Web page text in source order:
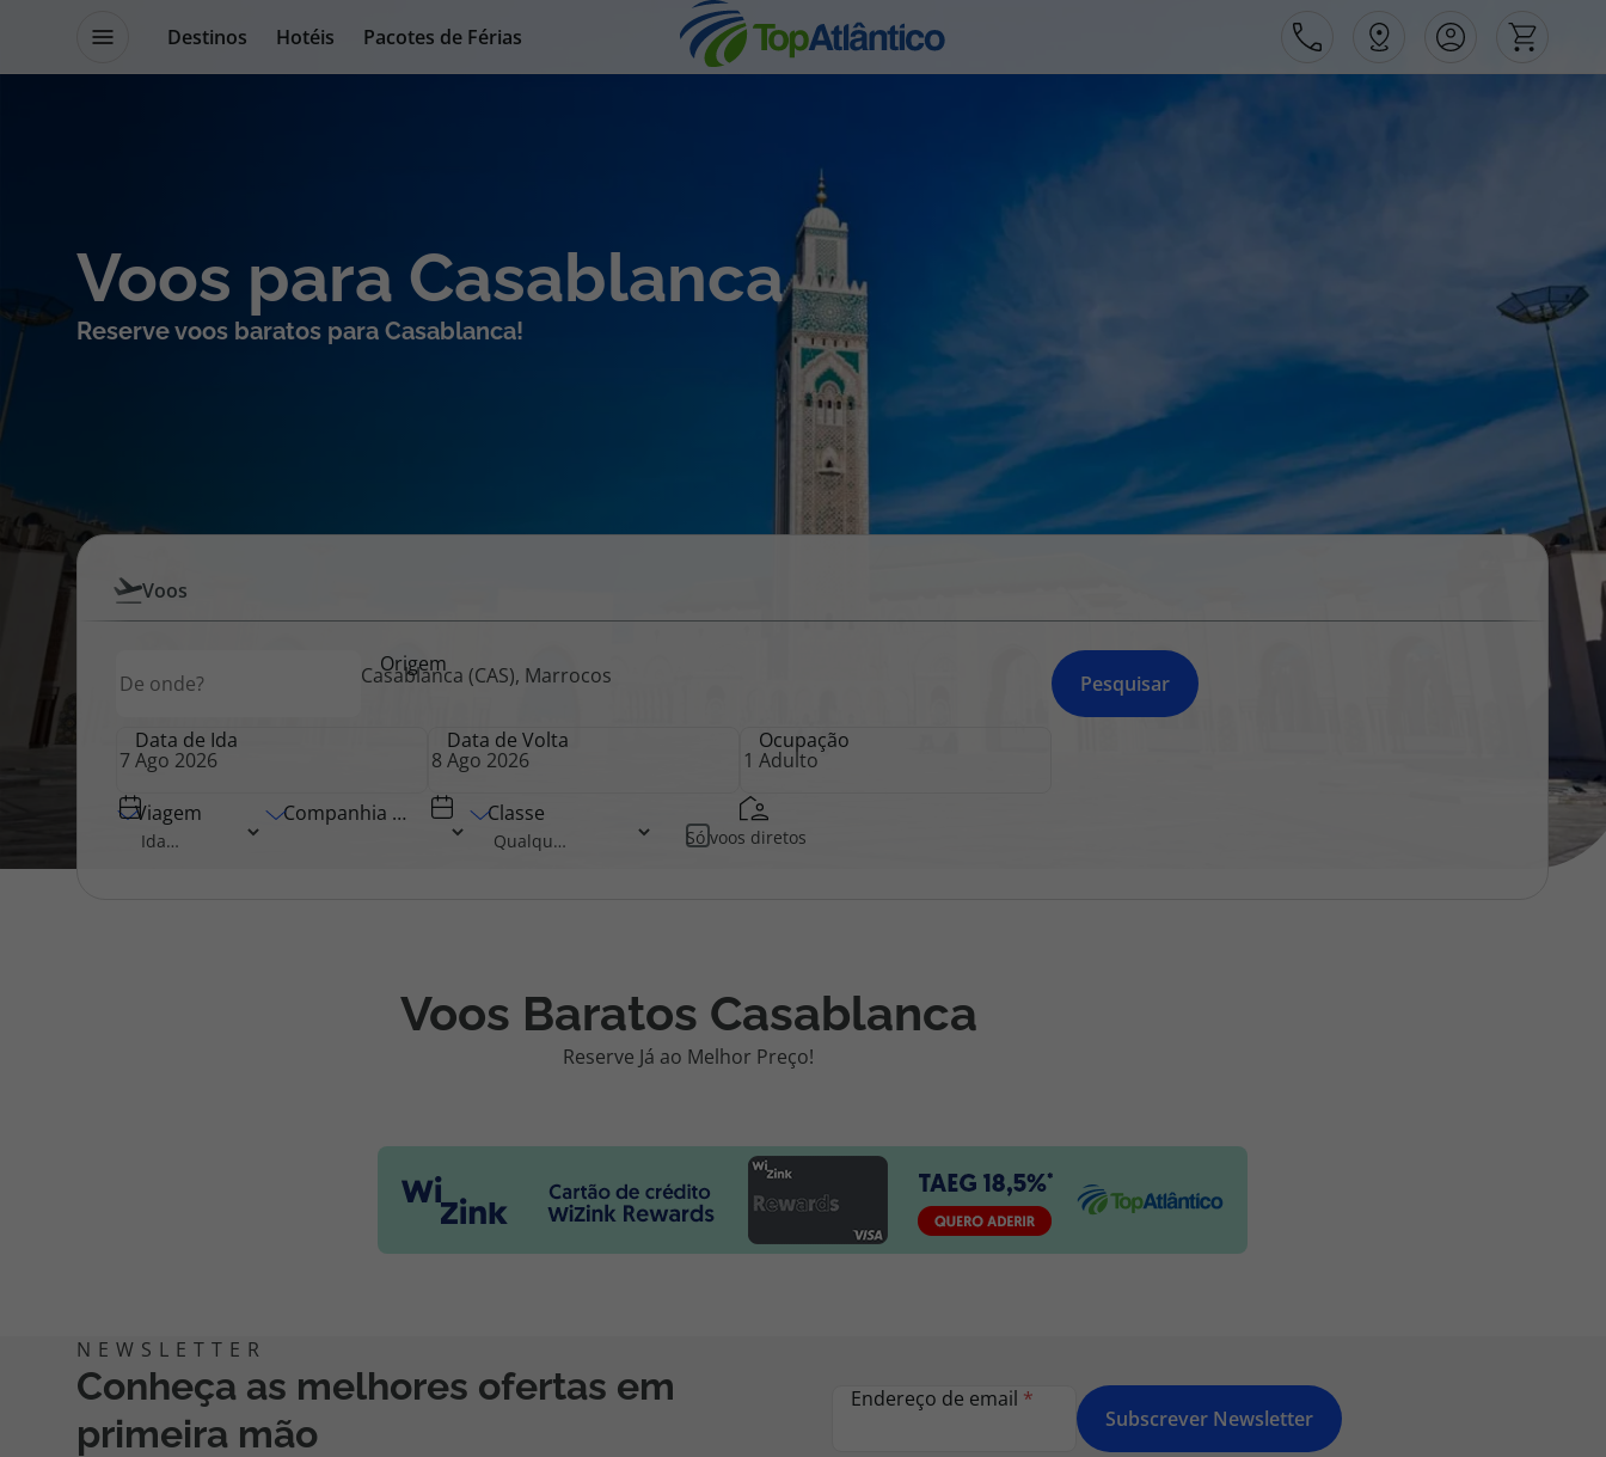
Destinos Hotéis
Pacotes de Férias
Promoções
Blog TopViagens
Voos
Pacotes de Férias
Disneyland ® Paris
Cruzeiros
Blog TopViagens
Contactos
Apoio ao cliente em Portugal
218 925 471
Apoio ao cliente no Estrangeiro
facilidade na marcação das suas viagens, tem ainda ao seu
dispor o nosso call center a funcionar todos os dias úteis das
10:00 às 20:00 e Sábado das 10:00 às 14:00.
Voos para Casablanca
Reserve voos baratos para Casablanca!
Pesquisar
por
Voos
Voos
Origem
Casablanca (CAS), Marrocos
Data de Ida Data de Volta Ocupação
Viagem Companhia Aérea Classe
Só voos diretos
Pesquisar
Voos Baratos Casablanca
Reserve Já ao Melhor Preço!
Conheça as melhores ofertas em
primeira mão
Endereço de email *
Subscrever Newsletter